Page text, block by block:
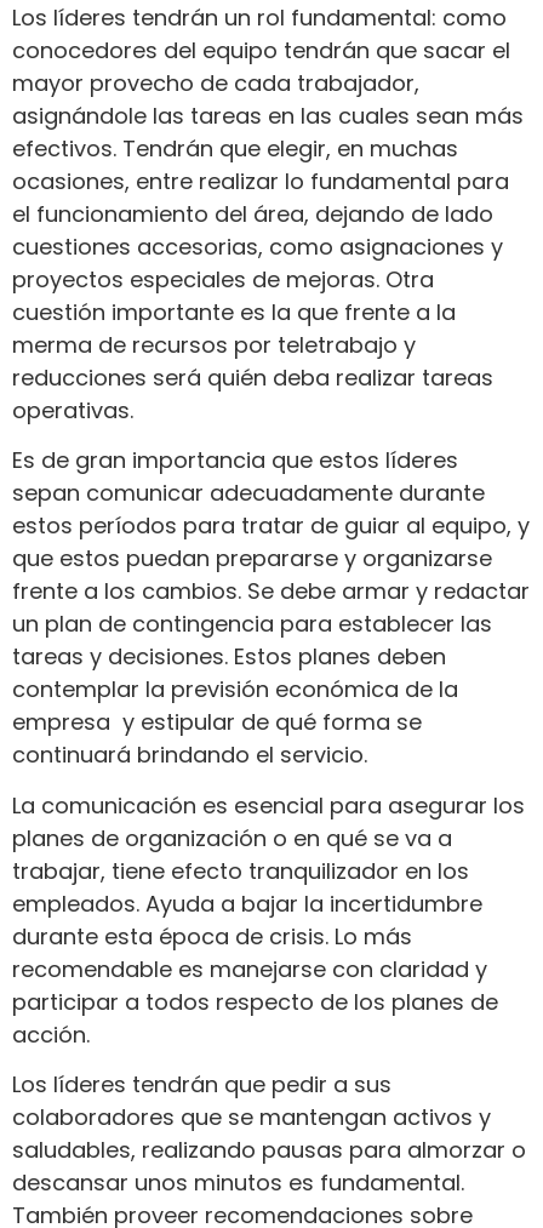
Los líderes tendrán un rol fundamental: como
conocedores del equipo tendrán que sacar el
mayor provecho de cada trabajador,
asignándole las tareas en las cuales sean más
efectivos. Tendrán que elegir, en muchas
ocasiones, entre realizar lo fundamental para
el funcionamiento del área, dejando de lado
cuestiones accesorias, como asignaciones y
proyectos especiales de mejoras. Otra
cuestión importante es la que frente a la
merma de recursos por teletrabajo y
reducciones será quién deba realizar tareas
operativas.
Es de gran importancia que estos líderes
sepan comunicar adecuadamente durante
estos períodos para tratar de guiar al equipo, y
que estos puedan prepararse y organizarse
frente a los cambios. Se debe armar y redactar
un plan de contingencia para establecer las
tareas y decisiones. Estos planes deben
contemplar la previsión económica de la
empresa y estipular de qué forma se
continuará brindando el servicio.
La comunicación es esencial para asegurar los
planes de organización o en qué se va a
trabajar, tiene efecto tranquilizador en los
empleados. Ayuda a bajar la incertidumbre
durante esta época de crisis. Lo más
recomendable es manejarse con claridad y
participar a todos respecto de los planes de
acción.
Los líderes tendrán que pedir a sus
colaboradores que se mantengan activos y
saludables, realizando pausas para almorzar o
descansar unos minutos es fundamental.
También proveer recomendaciones sobre